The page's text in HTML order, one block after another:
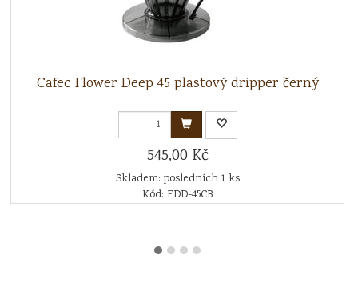
Cafec Flower Deep 45 plastový dripper černý
545,00 Kč
Skladem: posledních 1 ks
Kód: FDD-45CB